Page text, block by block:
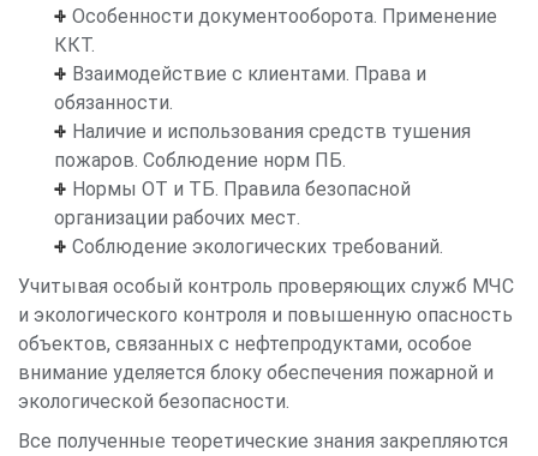
Особенности документооборота. Применение
ККТ.
Взаимодействие с клиентами. Права и
обязанности.
Наличие и использования средств тушения
пожаров. Соблюдение норм ПБ.
Нормы ОТ и ТБ. Правила безопасной
организации рабочих мест.
Соблюдение экологических требований.
Учитывая особый контроль проверяющих служб МЧС
и экологического контроля и повышенную опасность
объектов, связанных с нефтепродуктами, особое
внимание уделяется блоку обеспечения пожарной и
экологической безопасности.
Все полученные теоретические знания закрепляются